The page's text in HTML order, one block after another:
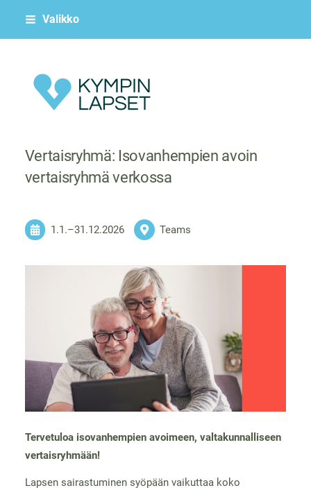
Siirry
Valikko
Kympin Lapset ry
Vertaisryhmä: Isovanhempien avoin
vertaisryhmä verkossa
1.1.–31.12.2026 Teams
Tervetuloa isovanhempien avoimeen, valtakunnalliseen
vertaisryhmään!
Lapsen sairastuminen syöpään vaikuttaa koko